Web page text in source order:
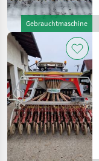
Gebrauchtmaschine